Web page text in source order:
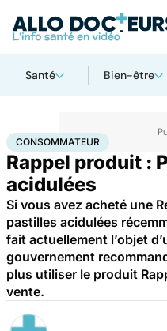
Santé Bien-être
AccueilSantéConsommateur
CONSOMMATEUR
Rappel produit :
acidulées
Si vous avez acheté une
pastilles acidulées
fait actuellement l’objet
gouvernement
plus utiliser le produit
vente.